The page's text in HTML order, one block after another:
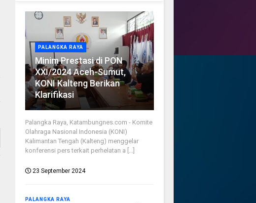
PALANGKA RAYA
Minim Prestasi di PON
XXI/2024 Aceh-Sumut,
KONI Kalteng Berikan
Klarifikasi
Palangka Raya, Katambungnes.com - Komite
Olahraga Nasional Indonesia (KONI)
Kalimantan Tengah (Kalteng) menggelar
konferensi pers terkait perhelatan a [...]
23 September 2024
PALANGKA RAYA